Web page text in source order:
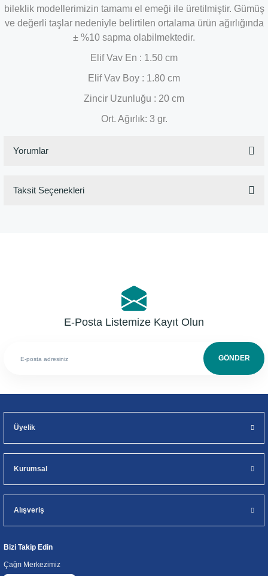
bileklik modellerimizin tamamı el emeği ile üretilmiştir. Gümüş
ve değerli taşlar nedeniyle belirtilen ortalama ürün ağırlığında
± %10 sapma olabilmektedir.
Elif Vav En : 1.50 cm
Elif Vav Boy : 1.80 cm
Zincir Uzunluğu : 20 cm
Ort. Ağırlık: 3 gr.
Yorumlar
Taksit Seçenekleri
E-Posta Listemize Kayıt Olun
GÖNDER
Üyelik
Kurumsal
Alışveriş
Bizi Takip Edin
Çağrı Merkezimiz